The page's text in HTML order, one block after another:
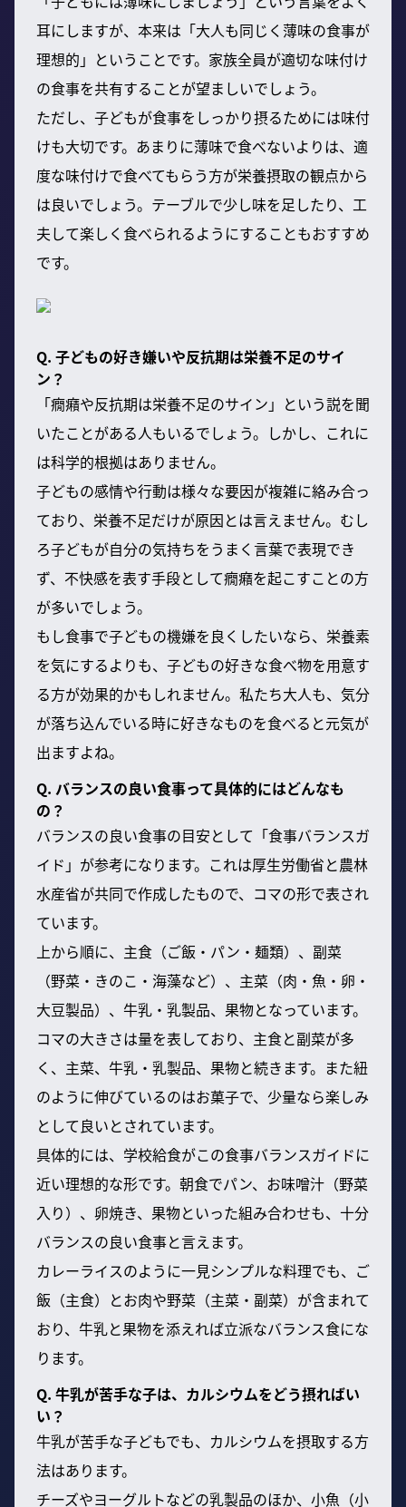
耳にしますが、本来は「大人も同じく薄味の食事が
理想的」ということです。家族全員が適切な味付け
の食事を共有することが望ましいでしょう。
ただし、子どもが食事をしっかり摂るためには味付
けも大切です。あまりに薄味で食べないよりは、適
度な味付けで食べてもらう方が栄養摂取の観点から
は良いでしょう。テーブルで少し味を足したり、工
夫して楽しく食べられるようにすることもおすすめ
です。
Q. 子どもの好き嫌いや反抗期は栄養不足のサイ
ン？
「癇癪や反抗期は栄養不足のサイン」という説を聞
いたことがある人もいるでしょう。しかし、これに
は科学的根拠はありません。
子どもの感情や行動は様々な要因が複雑に絡み合っ
ており、栄養不足だけが原因とは言えません。むし
ろ子どもが自分の気持ちをうまく言葉で表現でき
ず、不快感を表す手段として癇癪を起こすことの方
が多いでしょう。
もし食事で子どもの機嫌を良くしたいなら、栄養素
を気にするよりも、子どもの好きな食べ物を用意す
る方が効果的かもしれません。私たち大人も、気分
が落ち込んでいる時に好きなものを食べると元気が
出ますよね。
Q. バランスの良い食事って具体的にはどんなも
の？
バランスの良い食事の目安として「食事バランスガ
イド」が参考になります。これは厚生労働省と農林
水産省が共同で作成したもので、コマの形で表され
ています。
上から順に、主食（ご飯・パン・麺類）、副菜
（野菜・きのこ・海藻など）、主菜（肉・魚・卵・
大豆製品）、牛乳・乳製品、果物となっています。
コマの大きさは量を表しており、主食と副菜が多
く、主菜、牛乳・乳製品、果物と続きます。また紐
のように伸びているのはお菓子で、少量なら楽しみ
として良いとされています。
具体的には、学校給食がこの食事バランスガイドに
近い理想的な形です。朝食でパン、お味噌汁（野菜
入り）、卵焼き、果物といった組み合わせも、十分
バランスの良い食事と言えます。
カレーライスのように一見シンプルな料理でも、ご
飯（主食）とお肉や野菜（主菜・副菜）が含まれて
おり、牛乳と果物を添えれば立派なバランス食にな
ります。
Q. 牛乳が苦手な子は、カルシウムをどう摂ればい
い？
牛乳が苦手な子どもでも、カルシウムを摂取する方
法はあります。
チーズやヨーグルトなどの乳製品のほか、小魚（小